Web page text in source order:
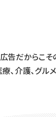
告だからこそ
介護、グル